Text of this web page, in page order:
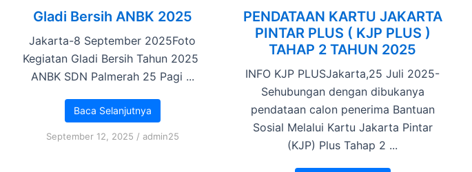
Gladi Bersih ANBK 2025
Jakarta-8 September 2025Foto
Kegiatan Gladi Bersih Tahun 2025
ANBK SDN Palmerah 25 Pagi ...
Baca Selanjutnya
September 12, 2025 / admin25
PENDATAAN KARTU JAKARTA
PINTAR PLUS ( KJP PLUS )
TAHAP 2 TAHUN 2025
INFO KJP PLUSJakarta,25 Juli 2025-
Sehubungan dengan dibukanya
pendataan calon penerima Bantuan
Sosial Melalui Kartu Jakarta Pintar
(KJP) Plus Tahap 2 ...